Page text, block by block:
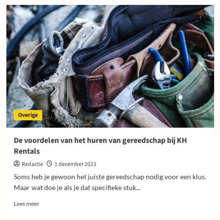
Waarom
is
elektronica
recyclen
belangrijk?
Overige
De voordelen van het huren van gereedschap bij KH
Rentals
Redactie
1 december 2023
Soms heb je gewoon het juiste gereedschap nodig voor een klus.
Maar wat doe je als je dat specifieke stuk...
Lees meerLees